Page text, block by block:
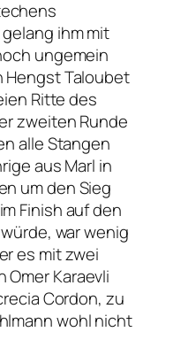
ihm mit
ungemein
Taloubet
Ritte des
zweiten Runde
alle Stangen
aus Marl in
um den Sieg
Finish auf den
war wenig
es mit zwei
Karaevli
Cordon, zu
wohl nicht